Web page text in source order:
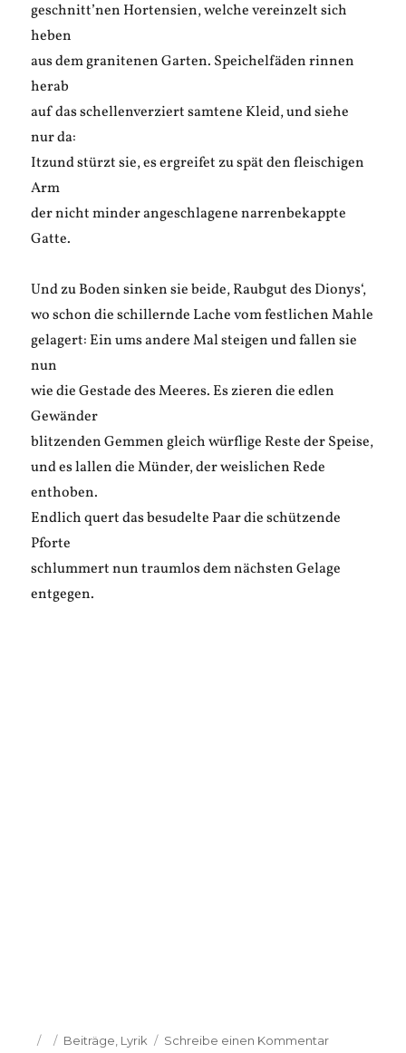
geschnitt’nen Hortensien, welche vereinzelt sich
heben
aus dem granitenen Garten. Speichelfäden rinnen
herab
auf das schellenverziert samtene Kleid, und siehe
nur da:
Itzund stürzt sie, es ergreifet zu spät den fleischigen
Arm
der nicht minder angeschlagene narrenbekappte
Gatte.
Und zu Boden sinken sie beide, Raubgut des Dionys‘,
wo schon die schillernde Lache vom festlichen Mahle
gelagert: Ein ums andere Mal steigen und fallen sie
nun
wie die Gestade des Meeres. Es zieren die edlen
Gewänder
blitzenden Gemmen gleich würflige Reste der Speise,
und es lallen die Münder, der weislichen Rede
enthoben.
Endlich quert das besudelte Paar die schützende
Pforte
schlummert nun traumlos dem nächsten Gelage
entgegen.
Veröffentlicht
Kategorien
Beiträge Lyrik Schreibe einen Kommentarzu